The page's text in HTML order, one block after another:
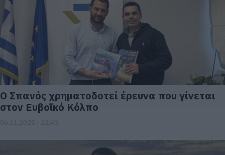
Ο Σπανός χρηματοδοτεί έρευνα που γίνεται
στον Ευβοϊκό Κόλπο